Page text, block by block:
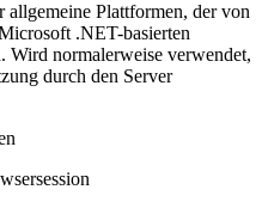
allgemeine Plattformen, der von
.NET-basierten
Wird normalerweise verwendet,
durch den Server